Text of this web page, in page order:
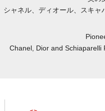
シャネル、ディオール、スキ
Chanel, Dior and Schiaparelli